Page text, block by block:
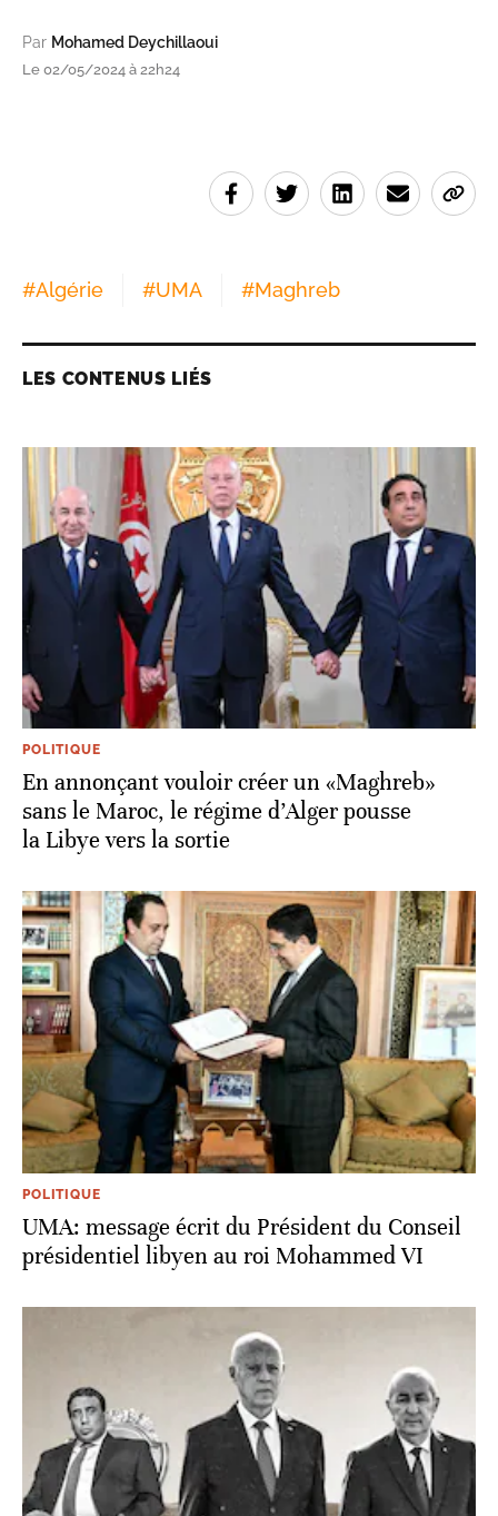
Par Mohamed Deychillaoui
Le 02/05/2024 à 22h24
#Algérie #UMA #Maghreb
LES CONTENUS LIÉS
POLITIQUE
En annonçant vouloir créer un «Maghreb»
sans le Maroc, le régime d’Alger pousse
la Libye vers la sortie
POLITIQUE
UMA: message écrit du Président du Conseil
présidentiel libyen au roi Mohammed VI